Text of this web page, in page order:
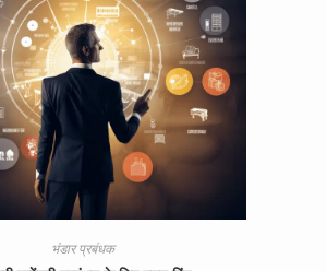
भंडार प्रबंधक